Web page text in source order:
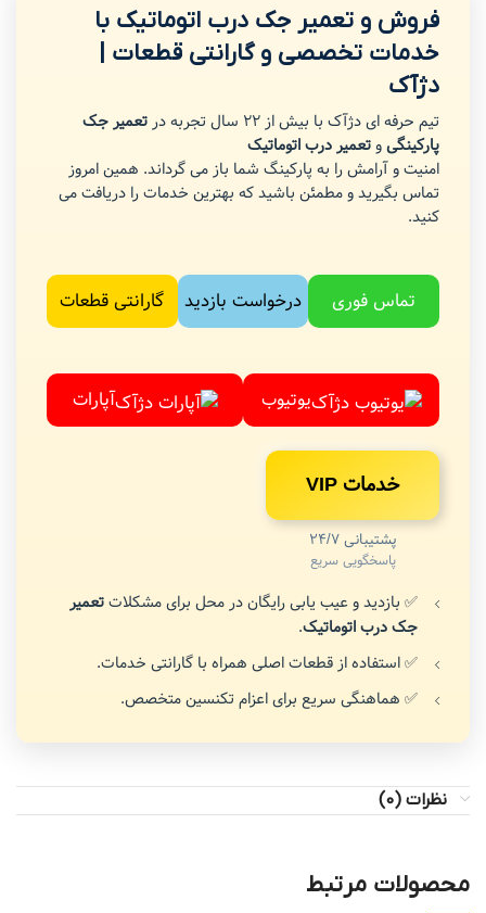
فروش و تعمیر جک درب اتوماتیک با
خدمات تخصصی و گارانتی قطعات |
دژآک
تیم حرفه ای دژآک با بیش از 22 سال تجربه در
تعمیر جک
پارکینگیو تعمیر درب اتوماتیک
امنیت و آرامش را به پارکینگ شما باز می گرداند. همین امروز
تماس بگیرید و مطمئن باشید که بهترین خدمات را دریافت می
کنید.
تماس فوری درخواست بازدید گارانتی قطعات
یوتیوب آپارات
خدمات VIP
پشتیبانی 24/7
پاسخگویی سریع
✅ بازدید و عیب یابی رایگان در محل برای مشکلاتتعمیر
جک درب اتوماتیک.
✅ استفاده از قطعات اصلی همراه با گارانتی خدمات.
✅ هماهنگی سریع برای اعزام تکنسین متخصص.
نظرات (0)
محصولات مرتبط